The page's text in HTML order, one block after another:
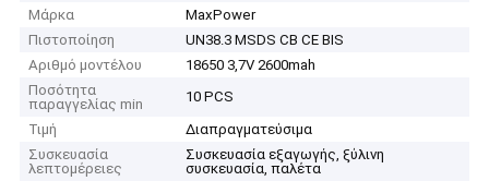
Μάρκα
MaxPower
Πιστοποίηση
UN38.3 MSDS CB CE BIS
Αριθμό μοντέλου
18650 3,7V 2600mah
Ποσότητα
παραγγελίας min
10 PCS
Τιμή
Διαπραγματεύσιμα
Συσκευασία
λεπτομέρειες
Συσκευασία εξαγωγής, ξύλινη
συσκευασία, παλέτα